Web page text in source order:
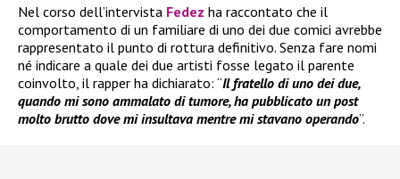
Nel corso dell’intervista Fedez ha raccontato che il
comportamento di un familiare di uno dei due comici avrebbe
rappresentato il punto di rottura definitivo. Senza fare nomi
né indicare a quale dei due artisti fosse legato il parente
coinvolto, il rapper ha dichiarato: “Il fratello di uno dei due,
quando mi sono ammalato di tumore, ha pubblicato un post
molto brutto dove mi insultava mentre mi stavano operando”.